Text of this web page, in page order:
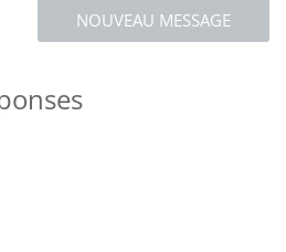
NOUVEAU MESSAGE